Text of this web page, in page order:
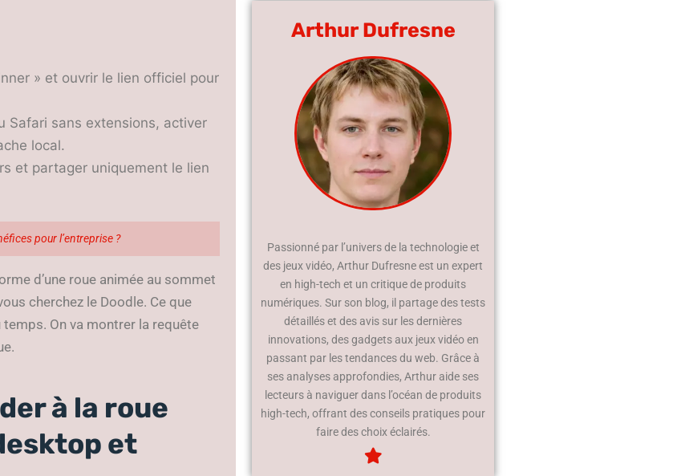
» et ouvrir le lien officiel pour
Safari sans extensions, activer
local.
et partager uniquement le lien
pour l’entreprise ?
d’une roue animée au sommet
cherchez le Doodle. Ce que
temps. On va montrer la requête
à la roue
et
Arthur Dufresne
Passionné par l’univers de la technologie et
des jeux vidéo, Arthur Dufresne est un expert
en high-tech et un critique de produits
numériques. Sur son blog, il partage des tests
détaillés et des avis sur les dernières
innovations, des gadgets aux jeux vidéo en
passant par les tendances du web. Grâce à
ses analyses approfondies, Arthur aide ses
lecteurs à naviguer dans l’océan de produits
high-tech, offrant des conseils pratiques pour
faire des choix éclairés.